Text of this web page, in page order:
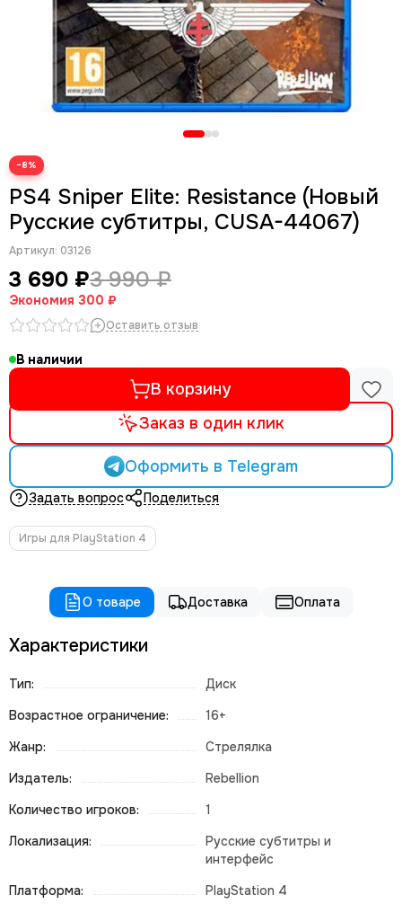
−8%
PS4 Sniper Elite: Resistance (Новый
Русские субтитры, CUSA-44067)
Артикул: 03126
3 690 ₽3 990 ₽
Экономия 300 ₽
Оставить отзыв
В наличии
В корзину
Заказ в один клик
Оформить в Telegram
Задать вопрос Поделиться
Игры для PlayStation 4
О товаре Доставка Оплата
Характеристики
Тип:
Диск
Возрастное ограничение:
16+
Жанр:
Стрелялка
Издатель:
Rebellion
Количество игроков:
1
Локализация:
Русские субтитры и
интерфейс
Платформа:
PlayStation 4